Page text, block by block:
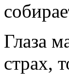
Глаза
страх,